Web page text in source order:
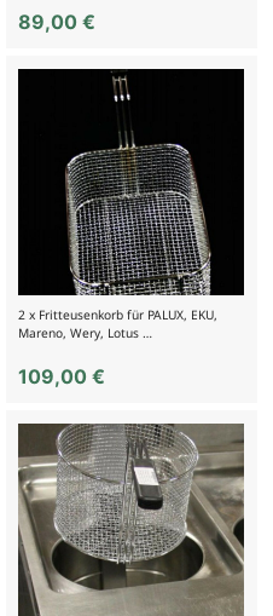
89,00€
2 x Fritteusenkorb für PALUX, EKU,
Mareno, Wery, Lotus …
109,00€